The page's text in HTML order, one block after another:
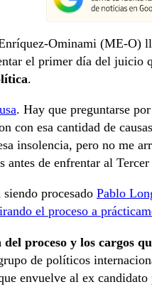
Ominami (ME-O)
el primer día del juicio
.
. Hay que preguntarse
con esa cantidad de
insolencia, pero no me
antes de enfrentar al
procesado Pablo
el proceso a
proceso y los cargos
de políticos
envuelve al ex candidato